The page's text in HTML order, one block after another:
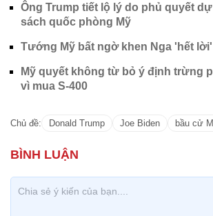
Ông Trump tiết lộ lý do phủ quyết
sách quốc phòng Mỹ
Tướng Mỹ bất ngờ khen Nga 'hết lời'
Mỹ quyết không từ bỏ ý định trừng
vì mua S-400
Chủ đề: Donald Trump Joe Biden bầu cử